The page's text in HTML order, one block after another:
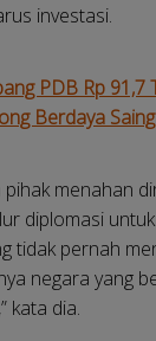
investasi.
PDB Rp 91,7
Berdaya
menahan
diplomasi
tidak pernah
negara yang
kata dia.